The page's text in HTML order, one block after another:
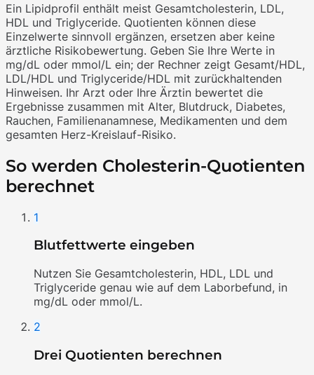
Ein Lipidprofil enthält meist Gesamtcholesterin, LDL,
HDL und Triglyceride. Quotienten können diese
Einzelwerte sinnvoll ergänzen, ersetzen aber keine
ärztliche Risikobewertung. Geben Sie Ihre Werte in
mg/dL oder mmol/L ein; der Rechner zeigt Gesamt/HDL,
LDL/HDL und Triglyceride/HDL mit zurückhaltenden
Hinweisen. Ihr Arzt oder Ihre Ärztin bewertet die
Ergebnisse zusammen mit Alter, Blutdruck, Diabetes,
Rauchen, Familienanamnese, Medikamenten und dem
gesamten Herz-Kreislauf-Risiko.
So werden Cholesterin-Quotienten
berechnet
1
Blutfettwerte eingeben
Nutzen Sie Gesamtcholesterin, HDL, LDL und
Triglyceride genau wie auf dem Laborbefund, in
mg/dL oder mmol/L.
2
Drei Quotienten berechnen